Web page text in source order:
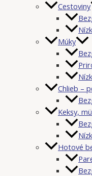
Cestoviny
Múky
Chlieb –
Keksy,
Hotové